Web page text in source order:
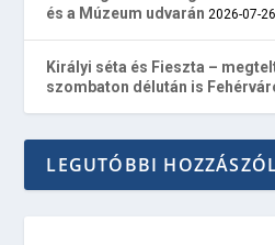
és a Múzeum udvarán 2026-07-26
Királyi séta és Fieszta –
szombaton délután is
LEGUTÓBBI